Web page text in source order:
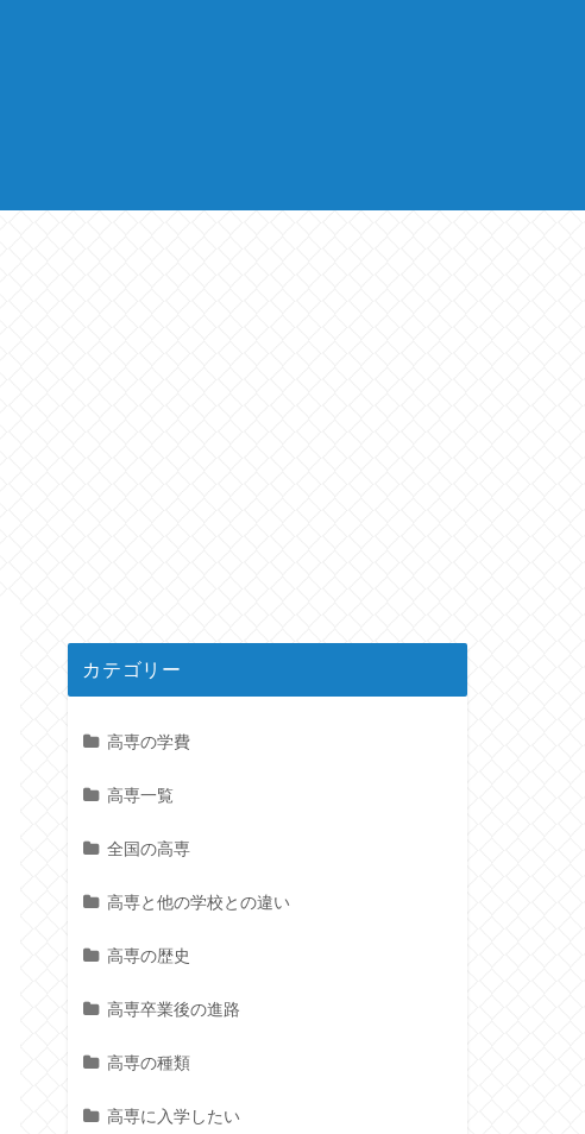
カテゴリー
高専の学費
高専一覧
全国の高専
高専と他の学校との違い
高専の歴史
高専卒業後の進路
高専の種類
高専に入学したい